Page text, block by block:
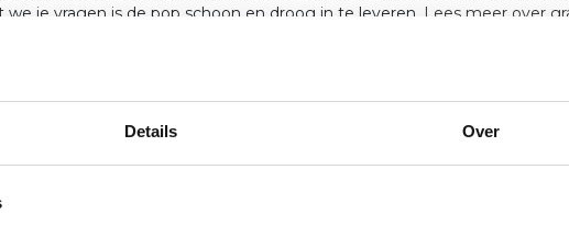
Details Over
je vragen is de pop schoon en droog in te leveren. Lees meer over
een meerdaags feest bijvoorbeeld? Geen probleem. Voor een klein
voor de deur wilt hebben, blijven de kosten dus overzichtelijk.